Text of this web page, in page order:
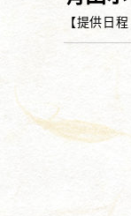
【提供日